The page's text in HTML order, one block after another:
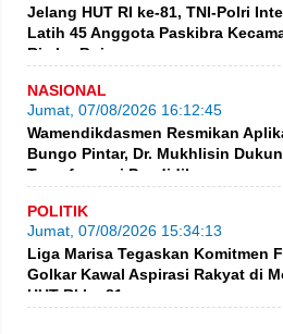
Jelang HUT RI ke-81, TNI-Polri
Latih 45 Anggota Paskibra
Rimbo Bujang
NASIONAL
Jumat, 07/08/2026 16:12:45
Wamendikdasmen Resmikan
Bungo Pintar, Dr. Mukhlisin
Transformasi Pendidikan
POLITIK
Jumat, 07/08/2026 15:34:13
Liga Marisa Tegaskan Komitmen
Golkar Kawal Aspirasi Rakyat di
HUT RI ke-81